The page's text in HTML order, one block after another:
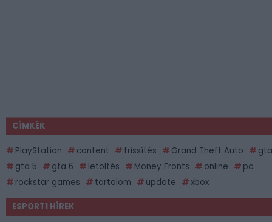
CÍMKÉK
PlayStation content frissítés Grand Theft Auto
gta
gta 5
gta 6 letöltés Money Fronts online
pc
rockstar games
tartalom update xbox
ESPORT1 HÍREK